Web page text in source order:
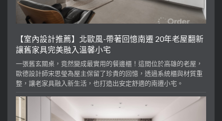
【室內設計推薦】北歐風-帶著回憶南遷 20年老屋翻新
讓舊家具完美融入溫馨小宅
一張舊玄關桌，竟然變成最實用的餐邊櫃！這間位於高雄的老屋，
歐德設計師宋思瑩為屋主保留了珍貴的回憶，透過系統櫃與材質重
整，讓老家具融入新生活，也打造出安定舒適的南遷小宅。